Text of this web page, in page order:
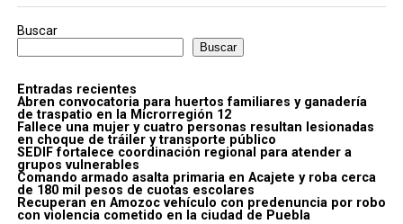
Buscar
Buscar
Entradas recientes
Abren convocatoria para huertos familiares y ganadería
de traspatio en la Microrregión 12
Fallece una mujer y cuatro personas resultan lesionadas
en choque de tráiler y transporte público
SEDIF fortalece coordinación regional para atender a
grupos vulnerables
Comando armado asalta primaria en Acajete y roba cerca
de 180 mil pesos de cuotas escolares
Recuperan en Amozoc vehículo con predenuncia por robo
con violencia cometido en la ciudad de Puebla